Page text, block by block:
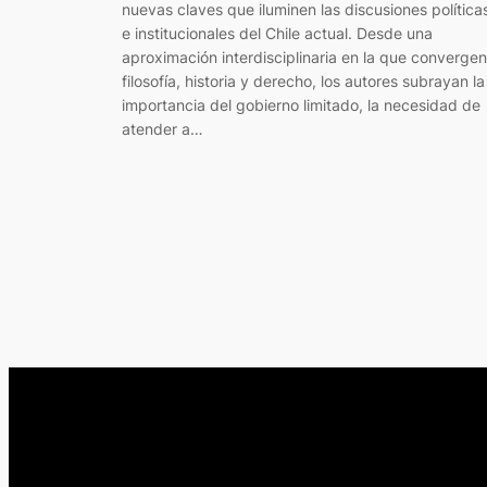
nuevas claves que iluminen las discusiones
e institucionales del Chile actual. Desde una
aproximación interdisciplinaria en la que convergen
filosofía, historia y derecho, los autores subrayan la
importancia del gobierno limitado, la necesidad de
atender a…